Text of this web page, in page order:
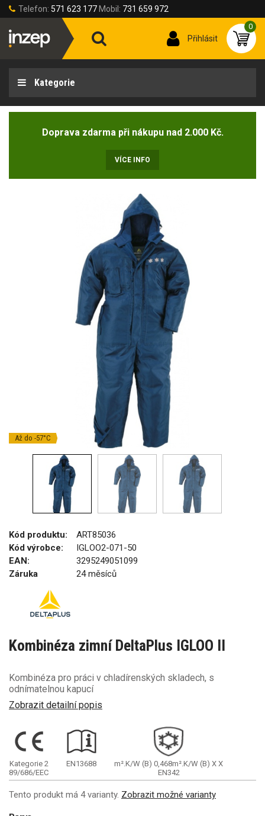
Telefon: 571 623 177 Mobil: 731 659 972
Přihlásit
0
Kategorie
Doprava zdarma při nákupu nad 2.000 Kč.
VÍCE INFO
Až do -57°C
Kód produktu:
ART85036
Kód výrobce:
IGLOO2-071-50
EAN:
3295249051099
Záruka
24 měsíců
Kombinéza zimní DeltaPlus IGLOO II
Kombinéza pro práci v chladírenských skladech, s
odnímatelnou kapucí
Zobrazit detailní popis
Kategorie 2
89/686/EEC
EN13688 m².K/W (B) 0,468m².K/W (B) X X
EN342
Tento produkt má 4 varianty. Zobrazit možné varianty